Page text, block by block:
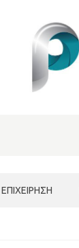
ΕΠΙΧΕΊΡΗΣΗ